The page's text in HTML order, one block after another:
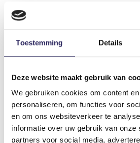
Toestemming Details
Deze website maakt gebruik van
We gebruiken cookies om content
personaliseren, om functies voor
en om ons websiteverkeer te
informatie over uw gebruik van onze
partners voor social media,
De thema's